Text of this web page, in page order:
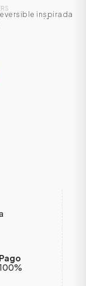
inspirada
para niño